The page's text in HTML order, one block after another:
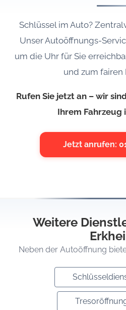
Schlüssel im Auto?
Unser Autoöffnungs-
um die Uhr für Sie
und zum fairen
Rufen Sie jetzt an – wir
Ihrem Fahrzeug
Jetzt anrufen:
Weitere
Neben der Autoöffnung